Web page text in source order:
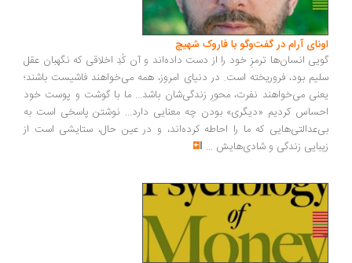
آرام در گفت‌وگو با فاروک شهیچ‭
انسان‌ها ترمزِ خود را از دست داده‌اند و آن کُدِ اخلاقی که نگهبان عقل
بود، فروریخته است. در دنیای امروز، همه می‌خواهند فاشیست باشند؛
می‌خواهند نفرت، محورِ زندگی‌شان باشد... ما با گوشت و پوست خود
کردیم «دیگری» بودن چه معنایی دارد... نوشتن پاسخی است به
که ما را احاطه کرده‌اند، و در عین حال، ستایشی است از
زندگی و شادی‌هایش...